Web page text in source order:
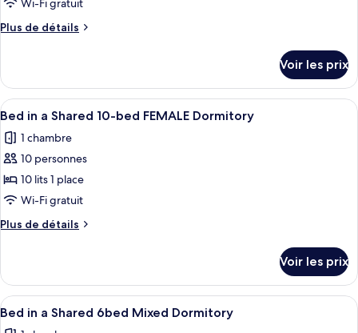
type
de
4
Bed
Private
Room
+
Trundle
(shared
bathroom)
Wi-Fi gratuit
Plus de détails
Plus
le
type
de
4
Bed
Room
+
(shared
Voir les prix
Afficher
toutes
les
photos
pour
ce
type
de
Bed
in
a
Shared
Une chambre de dortoir avec des
4
Bed in a Shared 10-bed FEMALE Dormitory
1 chambre
10 personnes
10 lits 1 place
Wi-Fi gratuit
Plus de détails
Plus
le
type
de
Voir les prix
Afficher
toutes
Une chambre de dortoir avec des
4
Bed in a Shared 6bed Mixed Dormitory